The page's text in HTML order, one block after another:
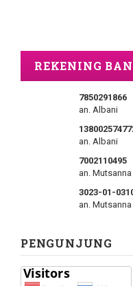
REKENING
7850291866
an. Albani
an. Albani
7002110495
an.
3023-01-
an.
PENGUNJUNG